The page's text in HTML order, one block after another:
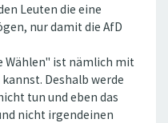
Leuten die eine
nur damit die AfD
Wählen" ist nämlich mit
Deshalb werde
tun und eben das
nicht irgendeinen